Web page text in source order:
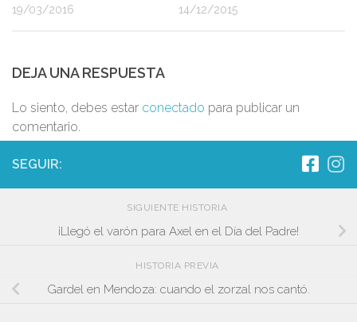
19/03/2016 14/12/2015
DEJA UNA RESPUESTA
Lo siento, debes estar conectado para publicar un
comentario.
SEGUIR:
SIGUIENTE HISTORIA
¡Llegó el varón para Axel en el Día del Padre!
HISTORIA PREVIA
Gardel en Mendoza: cuando el zorzal nos cantó.